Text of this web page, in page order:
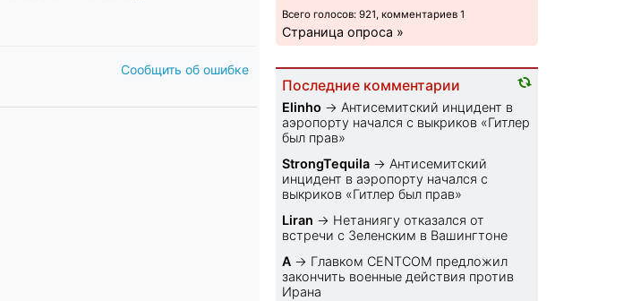
Сообщить об ошибке
Всего голосов: 921, комментариев 1
Страница опроса »
Последние комментарии
Elinho → Антисемитский инцидент в
аэропорту начался с выкриков «Гитлер
был прав»
StrongTequila → Антисемитский
инцидент в аэропорту начался с
выкриков «Гитлер был прав»
Liran → Нетаниягу отказался от
встречи с Зеленским в Вашингтоне
A → Главком CENTCOM предложил
закончить военные действия против
Ирана